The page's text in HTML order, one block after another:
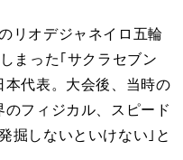
リオデジャネイロ五輪
まった｢サクラセブン
代表。大会後、当時の
フィジカル、スピード
掘しないといけない｣と